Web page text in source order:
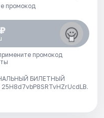
промокод
промокод
БИЛЕТНЫЙ